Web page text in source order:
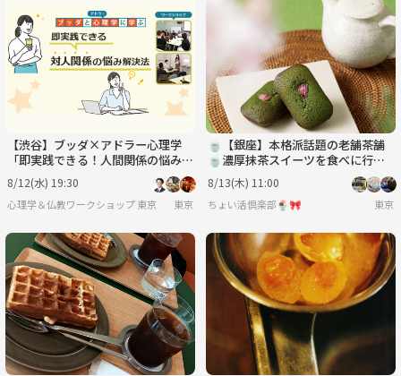
【渋谷】ブッダ×アドラー心理学
「即実践できる！人間関係の悩み解
決法」ワークショップ‐東京
8/12(水) 19:30
心理学＆仏教ワークショップ 東京 東京
🍵【銀座】本格派話題の老舗茶舗
🍵濃厚抹茶スイーツを食べに行こ
う😊
8/13(木) 11:00
ちょい活倶楽部🍨🎀 東京